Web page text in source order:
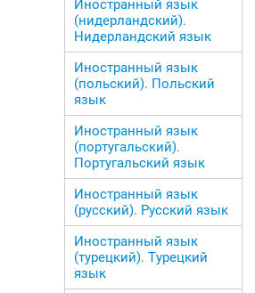
Иностранный язык
(нидерландский).
Нидерландский язык
Иностранный язык
(польский). Польский
язык
Иностранный язык
(португальский).
Португальский язык
Иностранный язык
(русский). Русский язык
Иностранный язык
(турецкий). Турецкий
язык